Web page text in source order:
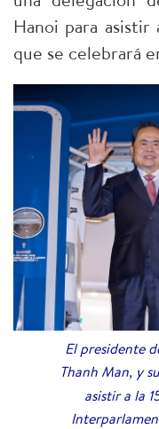
Hanoi para asistir
que se celebrará
El presidente
Thanh Man, y
asistir a la